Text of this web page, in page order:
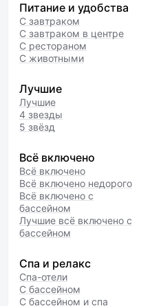
Питание и удобства
С завтраком
С завтраком в центре
С рестораном
С животными
Лучшие
Лучшие
4 звезды
5 звёзд
Всё включено
Всё включено
Всё включено недорого
Всё включено с
бассейном
Лучшие всё включено с
бассейном
Спа и релакс
Спа-отели
С бассейном
С бассейном и спа